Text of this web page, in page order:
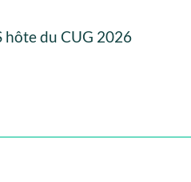
hôte du CUG 2026